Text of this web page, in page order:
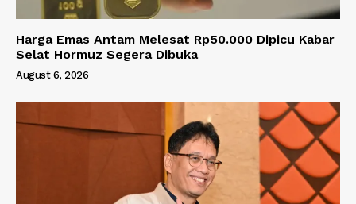
Harga Emas Antam Melesat Rp50.000 Dipicu Kabar
Selat Hormuz Segera Dibuka
August 6, 2026